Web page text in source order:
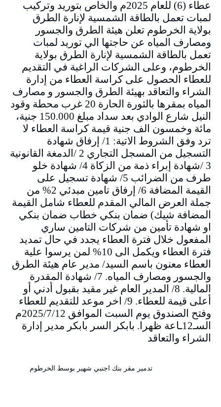
عطاء (6) للعام 2025م والخاص بتوريد وتركيب
لمبات تعمل بالطاقة الشمسية لإنارة الطرق
بولاية الخرطوم تعلن هيئة الطرق والجسور
ومصارف المياه عن حاجتها الي توريد لمبات
تعمل بالطاقة الشمسية لإنارة الطرق بولاية
الخرطوم، وعلى الشركات الراغبة في التقديم
للعطاء الحصول على كراسة العطاء من إدارة
الشراء والتعاقد بهيئة الطرق والجسور و مصارف
المياه بمقرها بالثورة الحارة 20 غرب محطة وقود
النيل شارع الوادي بعد سداد مبلغ 150.000 جنية،
مائة وخمسون الف جنية قيمة كراسة العطاء لا
ترد وفق الشروط الاتية: 1/ إرفاق شهادة
التسجيل من المسجل التجاري 2 /الدمغة القانونية
3 /شهادة إبراء ذمة من الزكاة 4/ شهادة خلو
طرف من الضرائب 5/ شهادة تسجيل على
القيمة المضافة 6/ إرفاق تامين مبدئي 2% من
جملة العرض المالي المقدم للعطاء شامل القيمة
المضافة شيك) ضمان بنكي خطاب ضمان بنكي
او شهادة تأمين من شركات التامين ساري
المفعول خلال فترة العطاء يجدد في حال تمديد
فترة العطاء ويكمل الى 10% لمن يرسوا علية
العطاء معنون باسم السيد/ مدير عام هيئة الطرق
والجسور ومصارف المياه. 7/ شهادة المقدرة
المالية. 8/ المدير العام غير مقيد بقبول أدني أو
أعلى قيمة للعطاء. 9/ اخر موعد للتقديم للعطاء
وفتح الصندوق يوم السبت الموافق 2025/7/12م
السـ12ـاعة ظهرا. بابكر السر بابكر مدير إدارة
الشراء والتعاقد
تدمير مقر بنك اجنبي شهير بوسط الخرطوم